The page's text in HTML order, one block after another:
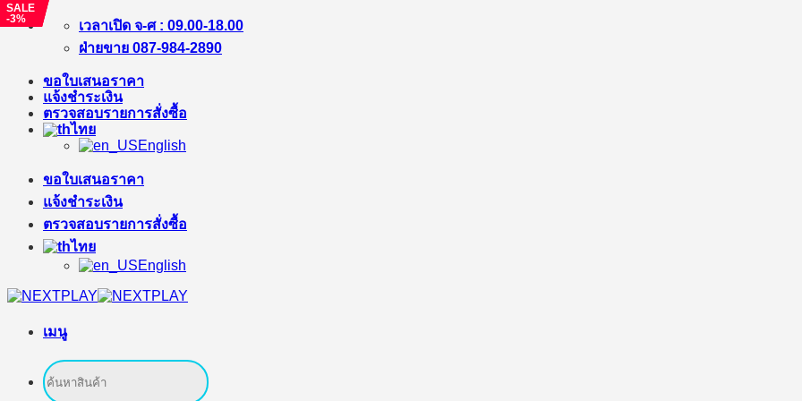
ข้าม
เนื้อหา
เวลาเปิด จ-ศ : 09.00-18.00
ฝ่ายขาย 087-984-2890
ขอใบเสนอราคา
แจ้งชำระเงิน
ตรวจสอบรายการสั่งซื้อ
ไทย
English
ขอใบเสนอราคา
แจ้งชำระเงิน
ตรวจสอบรายการสั่งซื้อ
ไทย
English
เมนู
ค้นหา:
SALE
-15%
SALE
-15%
SALE
-3%